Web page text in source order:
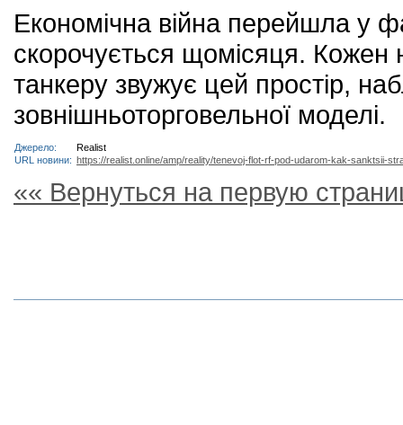
Економічна війна перейшла у
скорочується щомісяця. Кожен
танкеру звужує цей простір,
зовнішньоторговельної моделі.
Джерело:
Realist
URL новини: https://realist.online/amp/reality/tenevoj-flot-rf-pod-udarom-kak-sanktsii-
«« Вернуться на первую